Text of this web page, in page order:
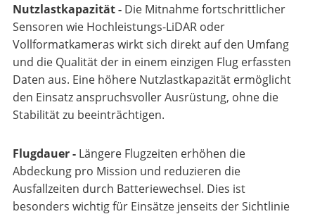
Nutzlastkapazität - Die Mitnahme fortschrittlicher
Sensoren wie Hochleistungs-LiDAR oder
Vollformatkameras wirkt sich direkt auf den Umfang
und die Qualität der in einem einzigen Flug erfassten
Daten aus. Eine höhere Nutzlastkapazität ermöglicht
den Einsatz anspruchsvoller Ausrüstung, ohne die
Stabilität zu beeinträchtigen.
Flugdauer - Längere Flugzeiten erhöhen die
Abdeckung pro Mission und reduzieren die
Ausfallzeiten durch Batteriewechsel. Dies ist
besonders wichtig für Einsätze jenseits der Sichtlinie